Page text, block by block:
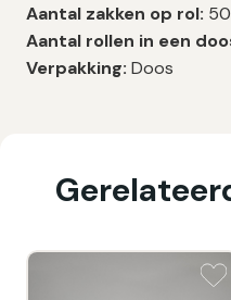
Aantal zakken op rol: 50
Aantal rollen in een
Verpakking: Doos